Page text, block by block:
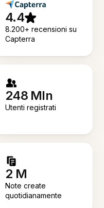
4.4
8.200+ recensioni su
Capterra
248 Mln
Utenti registrati
2 M
Note create
quotidianamente